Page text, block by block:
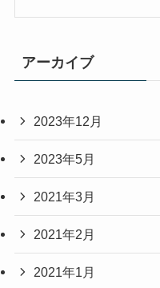
アーカイブ
2023年12月
2023年5月
2021年3月
2021年2月
2021年1月